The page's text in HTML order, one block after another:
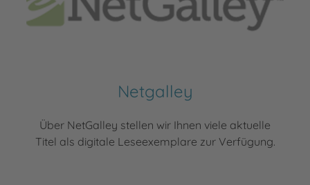
Netgalley
Über NetGalley stellen wir Ihnen viele aktuelle
Titel als digitale Leseexemplare zur Verfügung.